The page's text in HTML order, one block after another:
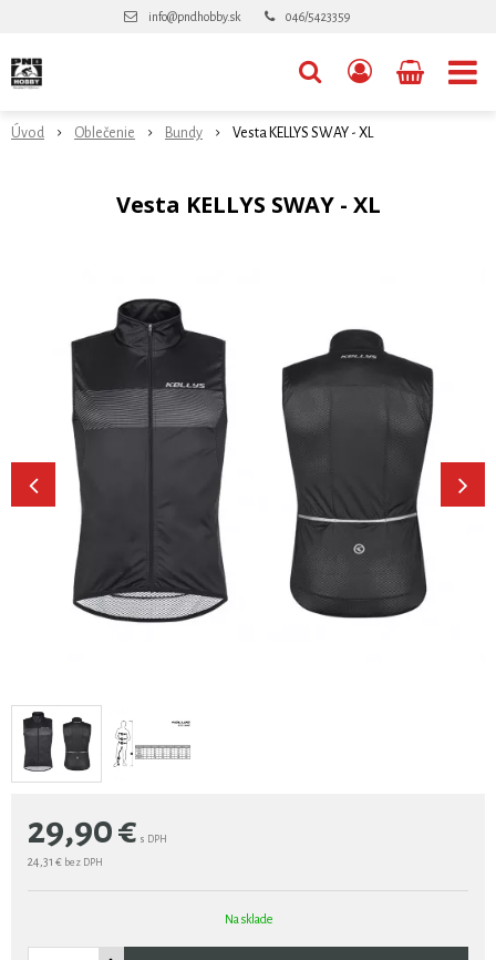
info@pndhobby.sk 046/5423359
Úvod Oblečenie Bundy Vesta KELLYS SWAY - XL
Vesta KELLYS SWAY - XL
29,90€ s DPH
24,31 € bez DPH
Na sklade